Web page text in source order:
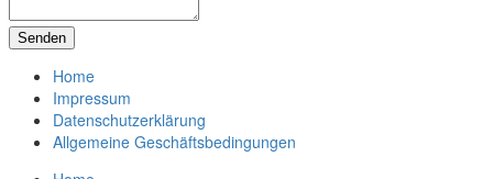
Senden
Home
Impressum
Datenschutzerklärung
Allgemeine Geschäftsbedingungen